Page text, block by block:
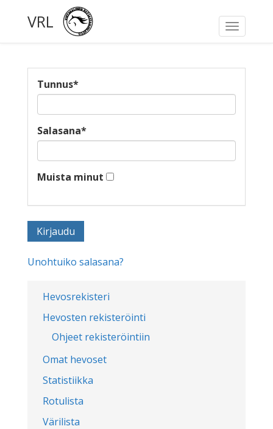
Toggle
VRL
Hevosrekisteri
Hevosten rekisteröinti
Ohjeet rekisteröintiin
Omat hevoset
Statistiikka
Rotulista
Värilista
Tunnus*
Salasana*
Muista minut
Unohtuiko salasana?